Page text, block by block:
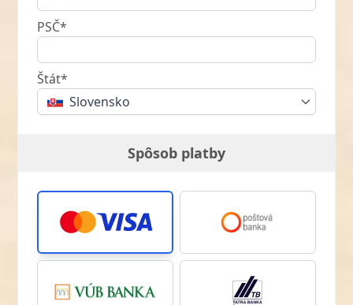
PSČ*
Štát*
Slovensko
Spôsob platby